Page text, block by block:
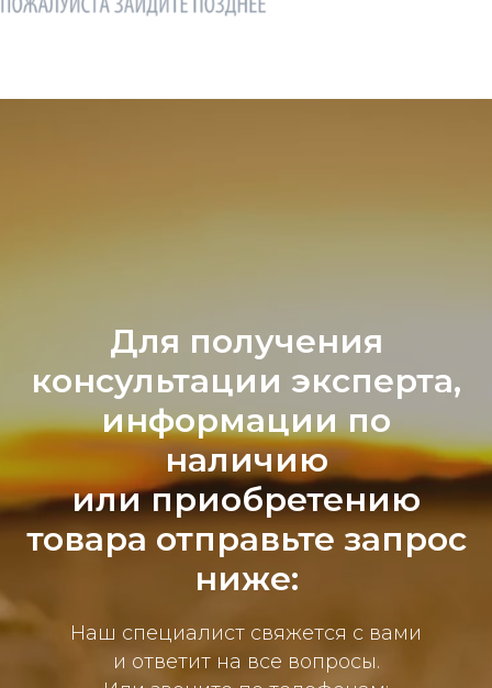
Для получения
консультации эксперта,
информации по
наличию
или приобретению
товара отправьте запрос
ниже:
Наш специалист свяжется с вами
и ответит на все вопросы.